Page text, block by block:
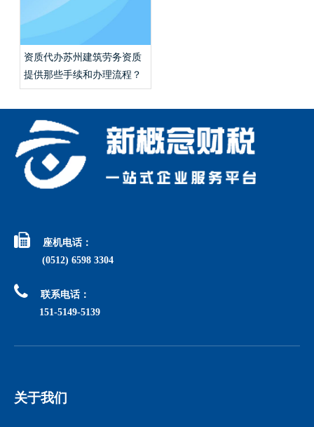
资质代办苏州建筑劳务资质
提供那些手续和办理流程？

座机电话：
(0512) 6598 3304

联系电话：
151-5149-5139
关于我们